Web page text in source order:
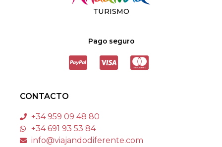
TURISMO
Pago seguro
CONTACTO
+34 959 09 48 80
+34 691 93 53 84
info@viajandodiferente.com